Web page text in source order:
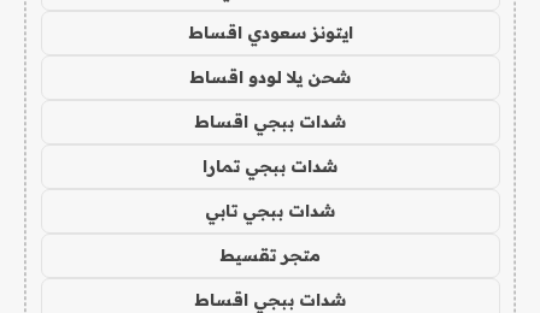
ايتونز سعودي اقساط
شحن يلا لودو اقساط
شدات ببجي اقساط
شدات ببجي تمارا
شدات ببجي تابي
متجر تقسيط
شدات ببجي اقساط